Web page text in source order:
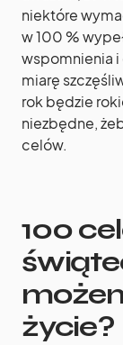
niektóre
w 100 %
wspomnienia i
miarę
rok będzie
niezbędne,
celów.
100
życie?